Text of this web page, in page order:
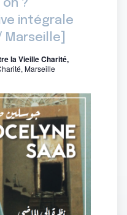
on ?
intégrale
Marseille]
la Vieille Charité,
Marseille